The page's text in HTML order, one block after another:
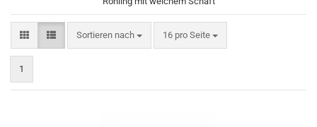
Sortieren nach
Sortieren nach 16 pro Seite
pro Seite
1